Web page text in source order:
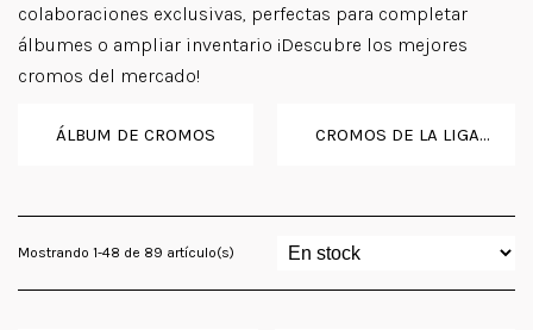
colaboraciones exclusivas, perfectas para completar
álbumes o ampliar inventario ¡Descubre los mejores
cromos del mercado!
ÁLBUM DE CROMOS CROMOS DE LA LIGA...
Mostrando 1-48 de 89 artículo(s)